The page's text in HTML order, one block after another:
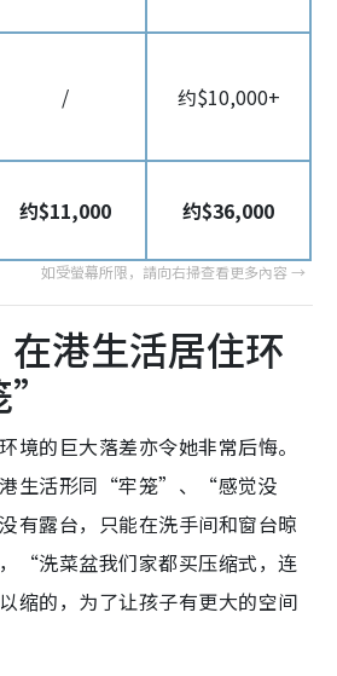
/ 约$10,000+
约$11,000 约$36,000
港生活居住环
境的巨大落差亦令她非常后悔。
港生活形同“牢笼”、“感觉没
有露台，只能在洗手间和窗台晾
“洗菜盆我们家都买压缩式，连
缩的，为了让孩子有更大的空间